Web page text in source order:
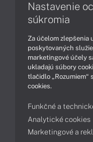
Ako nakupovať
Podpora a servis
Servisné
Diagnostiky online
Nastavenie
súkromia
Za účelom zlepšenia
poskytovaných
marketingové účely
ukladajú súbory
tlačidlo „Rozumiem“
cookies.
Funkčné a
Analytické cookies
Marketingové a